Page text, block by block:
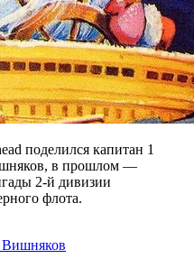
поделился капитан 1
в прошлом —
2-й дивизии
флота.